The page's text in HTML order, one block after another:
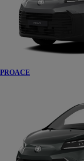
PROACE